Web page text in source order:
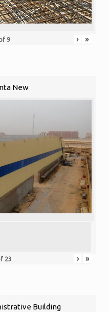
9 › »
New
23 › »
Building